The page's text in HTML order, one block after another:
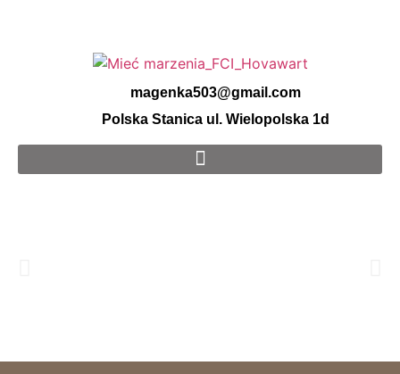
magenka503@gmail.com
Polska Stanica ul. Wielopolska 1d